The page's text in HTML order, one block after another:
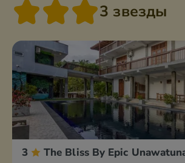
3 звезды
3 The Bliss By Epic